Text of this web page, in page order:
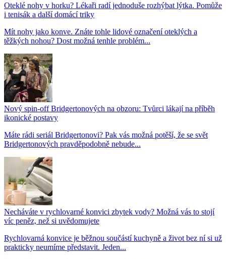
Oteklé nohy v horku? Lékaři radí jednoduše rozhýbat lýtka. Pomůže
i tenisák a další domácí triky
Mít nohy jako konve. Znáte tohle lidové označení oteklých a
těžkých nohou? Dost možná tenhle problém...
Nový spin-off Bridgertonových na obzoru: Tvůrci lákají na příběh
ikonické postavy
Máte rádi seriál Bridgertonovi? Pak vás možná potěší, že se svět
Bridgertonových pravděpodobně nebude...
Necháváte v rychlovarné konvici zbytek vody? Možná vás to stojí
víc peněz, než si uvědomujete
Rychlovarná konvice je běžnou součástí kuchyně a život bez ní si už
prakticky neumíme představit. Jeden...